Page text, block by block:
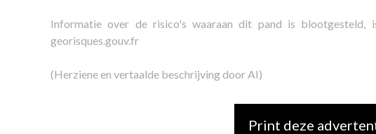
Informatie over de risico's waaraan dit pand is blootgesteld,
georisques.gouv.fr
(Herziene en vertaalde beschrijving door AI)
Print deze